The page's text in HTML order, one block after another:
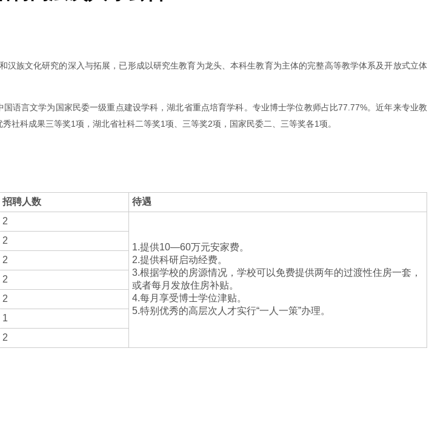
族文化研究的深入与拓展，已形成以研究生教育为龙头、本科生教育为主体的完整高等教学体系及开放式立体
语言文学为国家民委一级重点建设学科，湖北省重点培育学科。专业博士学位教师占比77.77%。近年来专业教
科成果三等奖1项，湖北省社科二等奖1项、三等奖2项，国家民委二、三等奖各1项。
招聘人数
待遇
2
1.提供10—60万元安家费。
2.提供科研启动经费。
3.根据学校的房源情况，学校可以免费提供两年的过渡性住房一套，
或者每月发放住房补贴。
4.每月享受博士学位津贴。
5.特别优秀的高层次人才实行“一人一策”办理。
2
2
2
2
1
2